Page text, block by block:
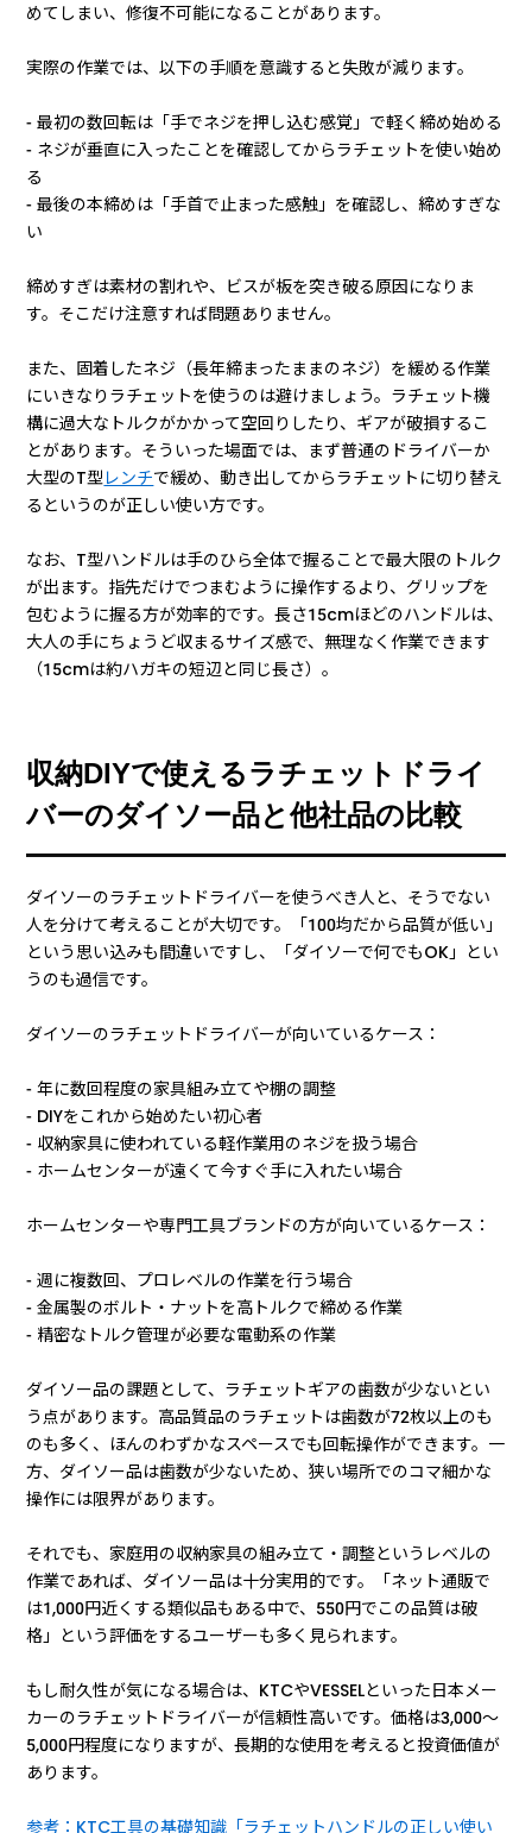
めてしまい、修復不可能になることがあります。
実際の作業では、以下の手順を意識すると失敗が減ります。
- 最初の数回転は「手でネジを押し込む感覚」で軽く締め始める
- ネジが垂直に入ったことを確認してからラチェットを使い始め
る
- 最後の本締めは「手首で止まった感触」を確認し、締めすぎな
い
締めすぎは素材の割れや、ビスが板を突き破る原因になりま
す。そこだけ注意すれば問題ありません。
また、固着したネジ（長年締まったままのネジ）を緩める作業
にいきなりラチェットを使うのは避けましょう。ラチェット機
構に過大なトルクがかかって空回りしたり、ギアが破損するこ
とがあります。そういった場面では、まず普通のドライバーか
大型のT型レンチで緩め、動き出してからラチェットに切り替え
るというのが正しい使い方です。
なお、T型ハンドルは手のひら全体で握ることで最大限のトルク
が出ます。指先だけでつまむように操作するより、グリップを
包むように握る方が効率的です。長さ15cmほどのハンドルは、
大人の手にちょうど収まるサイズ感で、無理なく作業できます
（15cmは約ハガキの短辺と同じ長さ）。
収納DIYで使えるラチェットドライ
バーのダイソー品と他社品の比較
ダイソーのラチェットドライバーを使うべき人と、そうでない
人を分けて考えることが大切です。「100均だから品質が低い」
という思い込みも間違いですし、「ダイソーで何でもOK」とい
うのも過信です。
ダイソーのラチェットドライバーが向いているケース：
- 年に数回程度の家具組み立てや棚の調整
- DIYをこれから始めたい初心者
- 収納家具に使われている軽作業用のネジを扱う場合
- ホームセンターが遠くて今すぐ手に入れたい場合
ホームセンターや専門工具ブランドの方が向いているケース：
- 週に複数回、プロレベルの作業を行う場合
- 金属製のボルト・ナットを高トルクで締める作業
- 精密なトルク管理が必要な電動系の作業
ダイソー品の課題として、ラチェットギアの歯数が少ないとい
う点があります。高品質品のラチェットは歯数が72枚以上のも
のも多く、ほんのわずかなスペースでも回転操作ができます。一
方、ダイソー品は歯数が少ないため、狭い場所でのコマ細かな
操作には限界があります。
それでも、家庭用の収納家具の組み立て・調整というレベルの
作業であれば、ダイソー品は十分実用的です。「ネット通販で
は1,000円近くする類似品もある中で、550円でこの品質は破
格」という評価をするユーザーも多く見られます。
もし耐久性が気になる場合は、KTCやVESSELといった日本メー
カーのラチェットドライバーが信頼性高いです。価格は3,000〜
5,000円程度になりますが、長期的な使用を考えると投資価値が
あります。
参考：KTC工具の基礎知識「ラチェットハンドルの正しい使い